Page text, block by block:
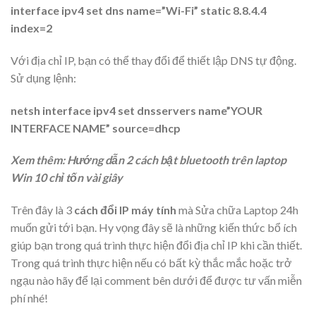
interface ipv4 set dns name=”Wi-Fi” static 8.8.4.4
index=2
Với địa chỉ IP, bạn có thể thay đổi để thiết lập DNS tự động.
Sử dụng lệnh:
netsh interface ipv4 set dnsservers name”YOUR
INTERFACE NAME” source=dhcp
Xem thêm: Hướng dẫn 2 cách bật bluetooth trên laptop
Win 10 chỉ tốn vài giây
Trên đây là 3 cách đổi IP máy tính mà Sửa chữa Laptop 24h
muốn gửi tới bạn. Hy vọng đây sẽ là những kiến thức bổ ích
giúp bạn trong quá trình thực hiện đổi địa chỉ IP khi cần thiết.
Trong quá trình thực hiện nếu có bất kỳ thắc mắc hoặc trở
ngạu nào hãy để lại comment bên dưới để được tư vấn miễn
phí nhé!